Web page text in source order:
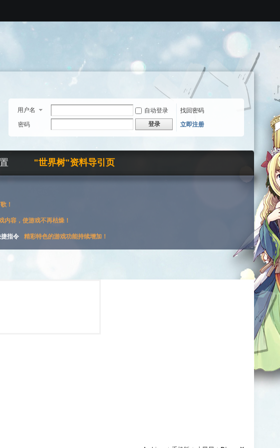
用户名 自动登录
找回密码
密码
登录 立即注册
"世界树"资料导引页
！
内容，使游戏不再枯燥！
指令 精彩特色的游戏功能持续增加！